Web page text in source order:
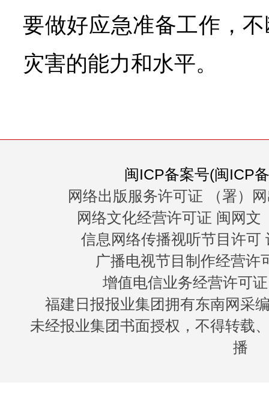
要做好应急准备工作，
灾害的能力和水平。
闽ICP备案号(闽ICP
网络出版服务许可证 （署）
网络文化经营许可证 闽网文
信息网络传播视听节目许可
广播电视节目制作经营许
增值电信业务经营许可
福建日报报业集团拥有东南网采
未经报业集团书面授权，不得转载
播